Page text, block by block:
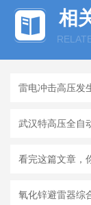
相
看完这篇文章，